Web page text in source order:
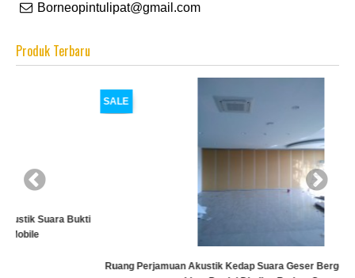
Borneopintulipat@gmail.com
Produk Terbaru
Ruang Perjamuan Akustik Kedap Suara Geser Bergerak Kayu Ruang